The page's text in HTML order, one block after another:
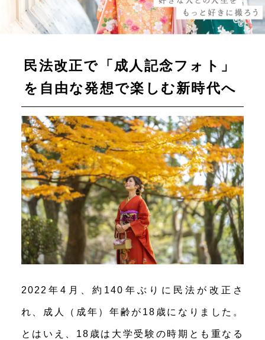
民法改正で「成人記念フォト」
を自由な発想で楽しむ新時代へ
2022年4月、約140年ぶりに民法が改正さ
れ、成人（成年）年齢が18歳になりました。
とはいえ、18歳は大学受験の時期とも重なる